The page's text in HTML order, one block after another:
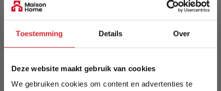
Toestemming Details Over
Deze website maakt gebruik van cookies
We gebruiken cookies om content en advertenties te
304872
Prijs
€ 989,00
Levertijd
Informeer naar de actuele levertijd